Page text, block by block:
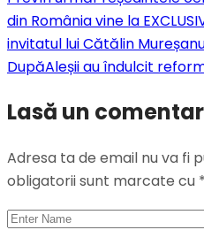
din România vine la
invitatul lui Cătălin
DupăAleșii au îndulcit
Lasă un
Adresa ta de email nu va fi
obligatorii sunt marcate cu *